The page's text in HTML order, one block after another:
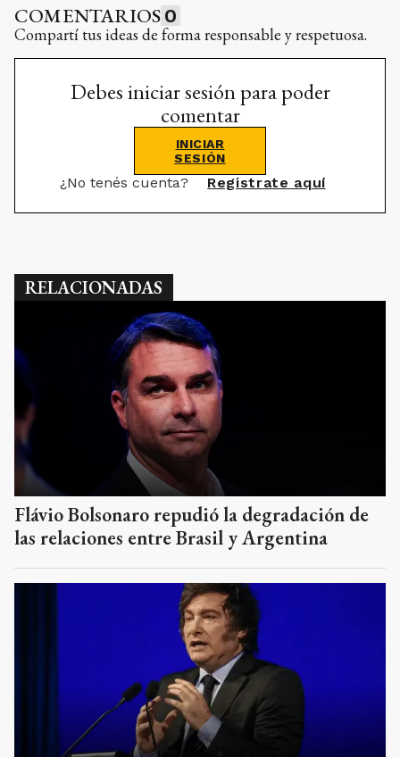
COMENTARIOS 0
Compartí tus ideas de forma responsable y respetuosa.
Debes iniciar sesión para poder
comentar
INICIAR
SESIÓN
¿No tenés cuenta? Registrate aquí
RELACIONADAS
Flávio Bolsonaro repudió la degradación de
las relaciones entre Brasil y Argentina